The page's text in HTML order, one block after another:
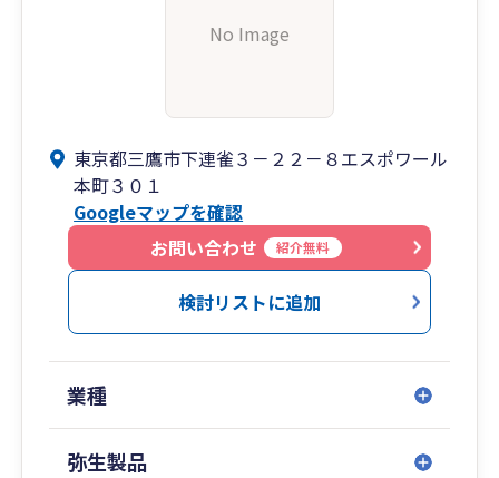
No Image
東京都三鷹市下連雀３－２２－８エスポワール
本町３０１
Googleマップを確認
お問い合わせ
紹介無料
検討リストに追加
業種
弥生製品